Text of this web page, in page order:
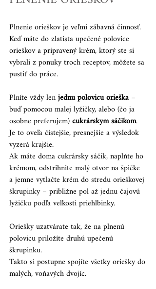
Plnenie orieškov je veľmi zábavná činnosť.
Keď máte do zlatista upečené polovice
orieškov a pripravený krém, ktorý ste si
vybrali z ponuky troch receptov, môžete sa
pustiť do práce.
Plníte vždy len jednu polovicu orieška –
buď pomocou malej lyžičky, alebo (čo ja
osobne preferujem) cukrárskym sáčikom.
Je to oveľa čistejšie, presnejšie a výsledok
vyzerá krajšie.
Ak máte doma cukrársky sáčik, naplňte ho
krémom, odstrihnite malý otvor na špičke
a jemne vytlačte krém do stredu orieškovej
škrupinky – približne pol až jednu čajovú
lyžičku podľa veľkosti priehlbinky.
Oriešky uzatvárate tak, že na plnenú
polovicu priložíte druhú upečenú
škrupinku.
Takto si postupne spojíte všetky oriešky do
malých, voňavých dvojíc.